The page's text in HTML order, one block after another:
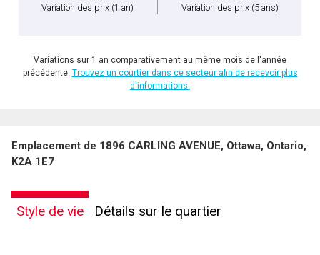
Variation des prix (1 an) Variation des prix (5 ans)
Variations sur 1 an comparativement au même mois de l'année
précédente. Trouvez un courtier dans ce secteur afin de recevoir plus
d'informations.
Emplacement de 1896 CARLING AVENUE, Ottawa, Ontario,
K2A 1E7
Style de vie Détails sur le quartier